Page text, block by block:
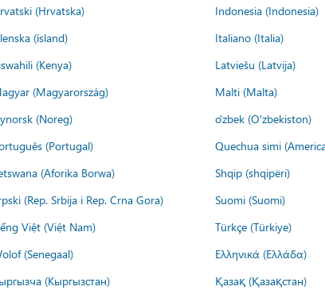
(Hrvatska) Indonesia (Indonesia)
(ísland) Italiano (Italia)
(Kenya) Latviešu (Latvija)
(Magyarország) Malti (Malta)
(Noreg) o'zbek (O'zbekiston)
(Portugal) Quechua simi
(Aforika Borwa) Shqip (shqipëri)
(Rep. Srbija i Rep. Crna Gora) Suomi (Suomi)
Việt (Việt Nam) Türkçe (Türkiye)
(Senegaal) Ελληνικά (Ελλάδα)
(Кыргызстан) Қазақ (Қазақстан)